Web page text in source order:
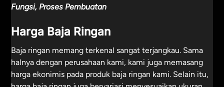
Fungsi, Proses Pembuatan
Harga Baja Ringan
Baja ringan memang terkenal sangat terjangkau. Sama
halnya dengan perusahaan kami, kami juga memasang
harga ekonimis pada produk baja ringan kami. Selain itu,